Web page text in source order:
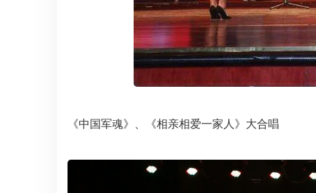
《中国军魂》、《相亲相爱一家人》大合唱